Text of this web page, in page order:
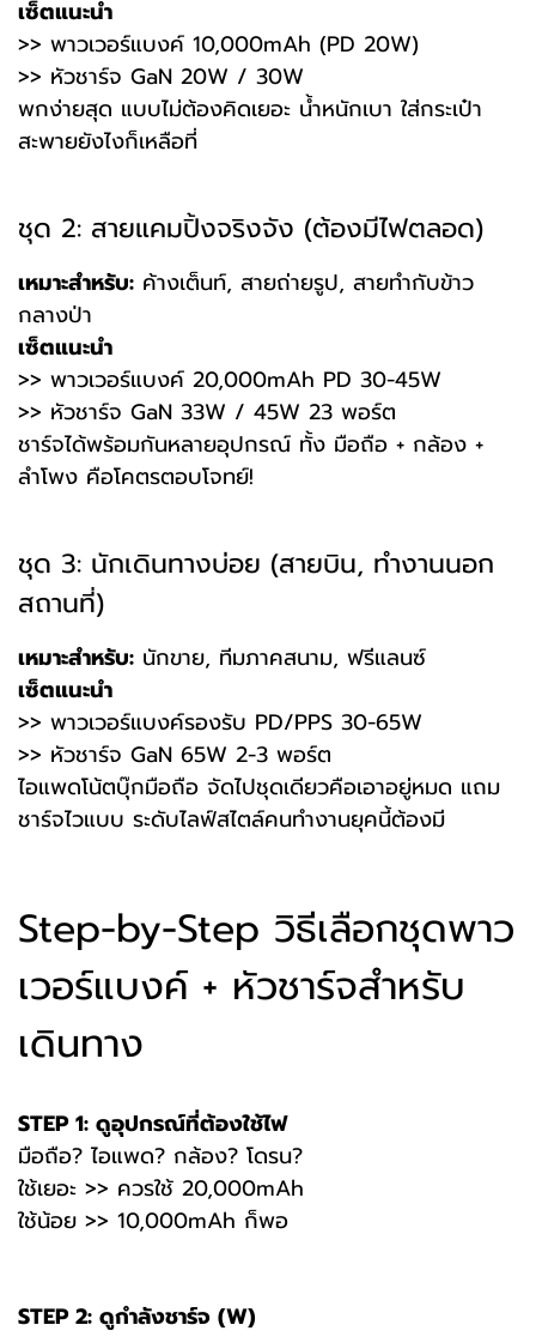
เซ็ตแนะนำ
>> พาวเวอร์แบงค์ 10,000mAh (PD 20W)
>> หัวชาร์จ GaN 20W / 30W
พกง่ายสุด แบบไม่ต้องคิดเยอะ น้ำหนักเบา ใส่กระเป๋า
สะพายยังไงก็เหลือที่
ชุด 2: สายแคมปิ้งจริงจัง (ต้องมีไฟตลอด)
เหมาะสำหรับ: ค้างเต็นท์, สายถ่ายรูป, สายทำกับข้าว
กลางป่า
เซ็ตแนะนำ
>> พาวเวอร์แบงค์ 20,000mAh PD 30-45W
>> หัวชาร์จ GaN 33W / 45W 23 พอร์ต
ชาร์จได้พร้อมกันหลายอุปกรณ์ ทั้ง มือถือ + กล้อง +
ลำโพง คือโคตรตอบโจทย์!
ชุด 3: นักเดินทางบ่อย (สายบิน, ทำงานนอก
สถานที่)
เหมาะสำหรับ: นักขาย, ทีมภาคสนาม, ฟรีแลนซ์
เซ็ตแนะนำ
>> พาวเวอร์แบงค์รองรับ PD/PPS 30-65W
>> หัวชาร์จ GaN 65W 2-3 พอร์ต
ไอแพดโน้ตบุ๊กมือถือ จัดไปชุดเดียวคือเอาอยู่หมด แถม
ชาร์จไวแบบ ระดับไลฟ์สไตล์คนทำงานยุคนี้ต้องมี
Step-by-Step วิธีเลือกชุดพาว
เวอร์แบงค์ + หัวชาร์จสำหรับ
เดินทาง
STEP 1: ดูอุปกรณ์ที่ต้องใช้ไฟ
มือถือ? ไอแพด? กล้อง? โดรน?
ใช้เยอะ >> ควรใช้ 20,000mAh
ใช้น้อย >> 10,000mAh ก็พอ
STEP 2: ดูกำลังชาร์จ (W)